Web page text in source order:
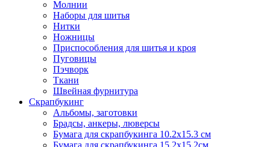
Молнии
Наборы для шитья
Нитки
Ножницы
Приспособления для шитья и кроя
Пуговицы
Пэчворк
Ткани
Швейная фурнитура
Скрапбукинг
Альбомы, заготовки
Брадсы, анкеры, люверсы
Бумага для скрапбукинга 10.2х15.3 см
Бумага для скрапбукинга 15,2х15,2см